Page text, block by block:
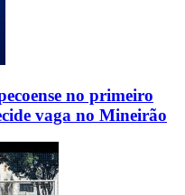
no primeiro
vaga no Mineirão